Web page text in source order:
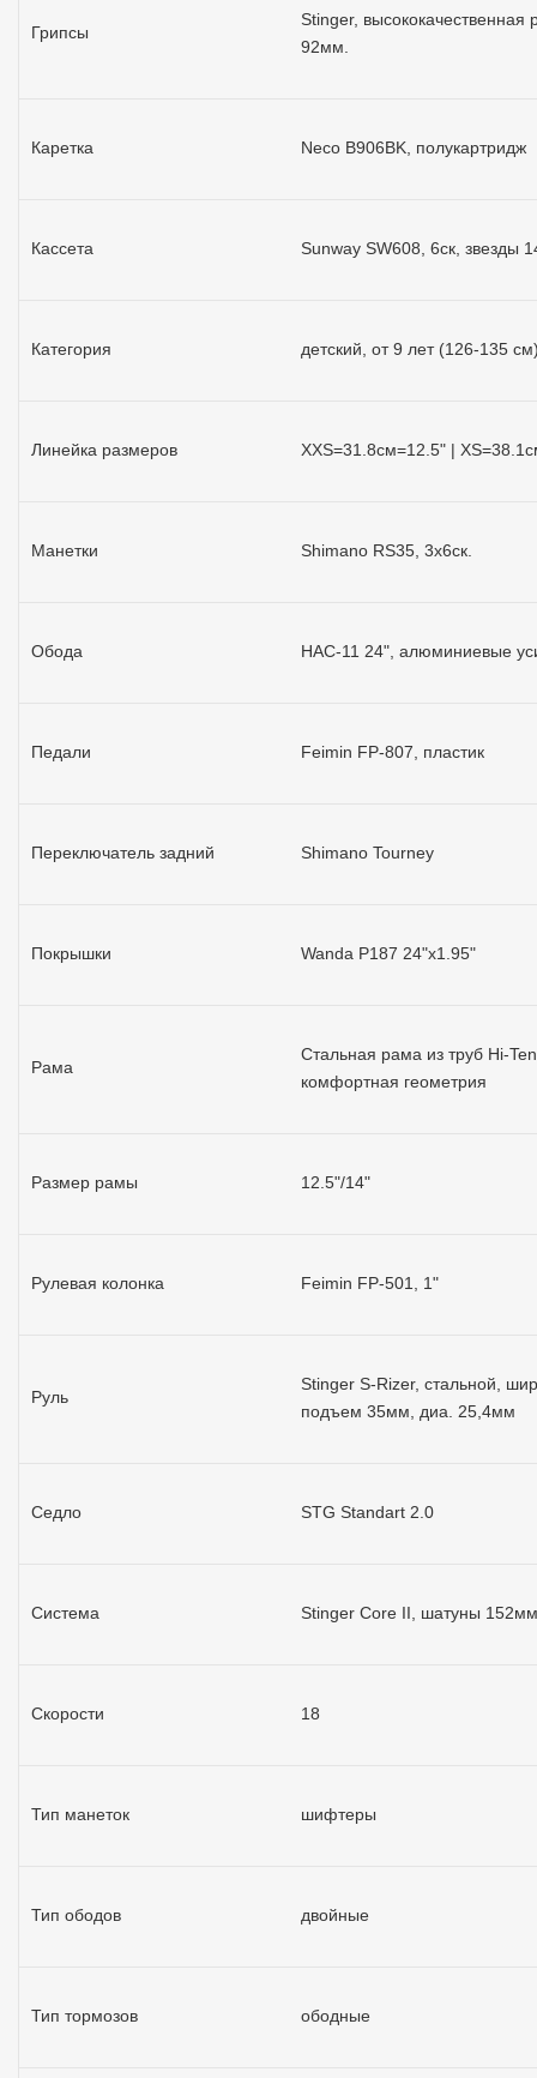
Грипсы
Stinger, высококачественная
92мм.
Каретка Neco B906BK, полукартридж
Кассета Sunway SW608, 6ск, звезды
Категория детский, от 9 лет (126-135
Линейка размеров XXS=31.8см=12.5" |
Манетки Shimano RS35, 3x6ск.
Обода HAC-11 24", алюминиевые
Педали Feimin FP-807, пластик
Переключатель задний Shimano Tourney
Покрышки Wanda P187 24"x1.95"
Рама
Стальная рама из труб Hi-
комфортная геометрия
Размер рамы 12.5"/14"
Рулевая колонка Feimin FP-501, 1"
Руль
Stinger S-Rizer, стальной,
подъем 35мм, диа. 25,4мм
Седло STG Standart 2.0
Система Stinger Core II, шатуны
Скорости 18
Тип манеток шифтеры
Тип ободов двойные
Тип тормозов ободные